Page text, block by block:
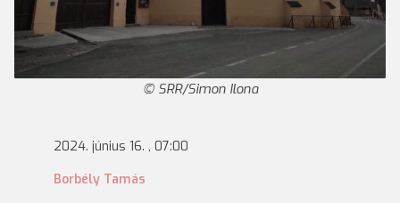
SRR/Simon Ilona
2024. június 16. , 07:00
Borbély Tamás